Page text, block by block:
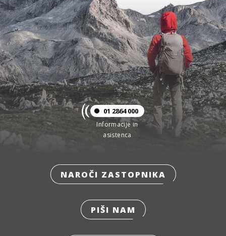
01 2864 000
Informacije in
asistenca
NAROČI ZASTOPNIKA
PIŠI NAM